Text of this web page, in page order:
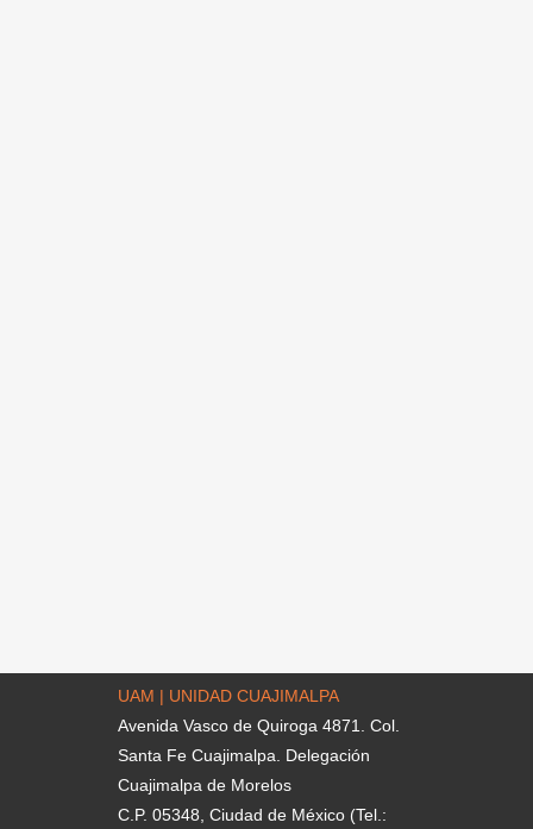
UAM | UNIDAD CUAJIMALPA
Avenida Vasco de Quiroga 4871. Col.
Santa Fe Cuajimalpa. Delegación
Cuajimalpa de Morelos
C.P. 05348, Ciudad de México (Tel.: